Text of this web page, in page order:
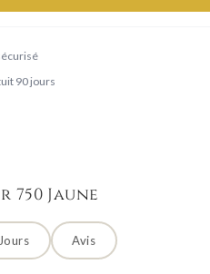
90 jours
Jaune
Avis